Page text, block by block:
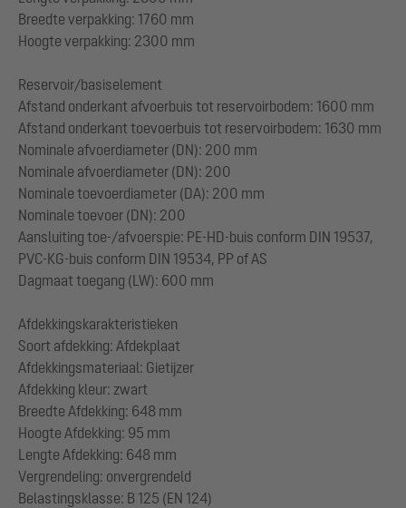
Breedte verpakking: 1760 mm
Hoogte verpakking: 2300 mm
Reservoir/basiselement
Afstand onderkant afvoerbuis tot reservoirbodem: 1600 mm
Afstand onderkant toevoerbuis tot reservoirbodem: 1630 mm
Nominale afvoerdiameter (DN): 200 mm
Nominale afvoerdiameter (DN): 200
Nominale toevoerdiameter (DA): 200 mm
Nominale toevoer (DN): 200
Aansluiting toe-/afvoerspie: PE-HD-buis conform DIN 19537,
PVC-KG-buis conform DIN 19534, PP of AS
Dagmaat toegang (LW): 600 mm
Afdekkingskarakteristieken
Soort afdekking: Afdekplaat
Afdekkingsmateriaal: Gietijzer
Afdekking kleur: zwart
Breedte Afdekking: 648 mm
Hoogte Afdekking: 95 mm
Lengte Afdekking: 648 mm
Vergrendeling: onvergrendeld
Belastingsklasse: B 125 (EN 124)